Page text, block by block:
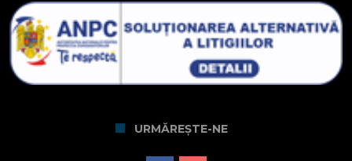
URMĂREȘTE-NE